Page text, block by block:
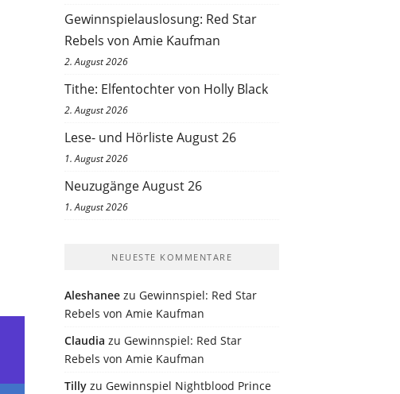
Gewinnspielauslosung: Red Star
Rebels von Amie Kaufman
2. August 2026
Tithe: Elfentochter von Holly Black
2. August 2026
Lese- und Hörliste August 26
1. August 2026
Neuzugänge August 26
1. August 2026
NEUESTE KOMMENTARE
Aleshanee zu Gewinnspiel: Red Star
Rebels von Amie Kaufman
Claudia zu Gewinnspiel: Red Star
Rebels von Amie Kaufman
Tilly zu Gewinnspiel Nightblood Prince